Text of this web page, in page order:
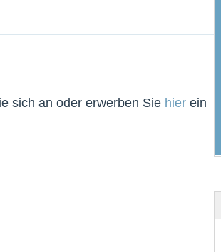
sich an oder erwerben Sie hier ein